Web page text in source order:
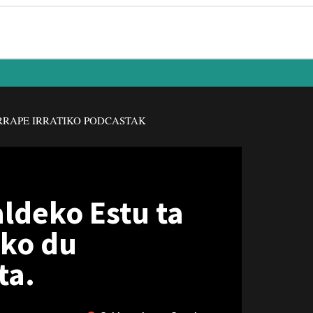
IRRATIKO PODCASTAK
Estu ta
du